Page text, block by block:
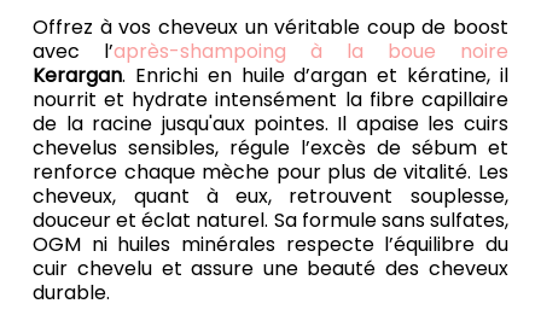
Offrez à vos cheveux un véritable coup de boost
avec l’après-shampoing à la boue noire
Kerargan. Enrichi en huile d’argan et kératine, il
nourrit et hydrate intensément la fibre capillaire
de la racine jusqu'aux pointes. Il apaise les cuirs
chevelus sensibles, régule l’excès de sébum et
renforce chaque mèche pour plus de vitalité. Les
cheveux, quant à eux, retrouvent souplesse,
douceur et éclat naturel. Sa formule sans sulfates,
OGM ni huiles minérales respecte l’équilibre du
cuir chevelu et assure une beauté des cheveux
durable.